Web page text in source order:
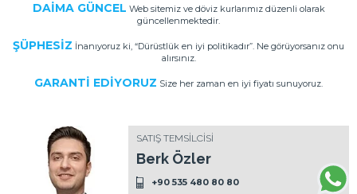
DAİMA GÜNCEL Web sitemiz ve döviz kurlarımız düzenli olarak
güncellenmektedir.
ŞÜPHESİZ İnanıyoruz ki, “Dürüstlük en iyi politikadır”. Ne görüyorsanız onu
alırsınız.
GARANTİ EDİYORUZ Size her zaman en iyi fiyatı sunuyoruz.
SATIŞ TEMSİLCİSİ
Berk Özler
+90 535 480 80 80